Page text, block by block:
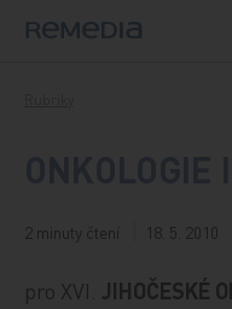
2 minuty čtení 18. 5. 2010
pro XVI.JIHOČESKÉ